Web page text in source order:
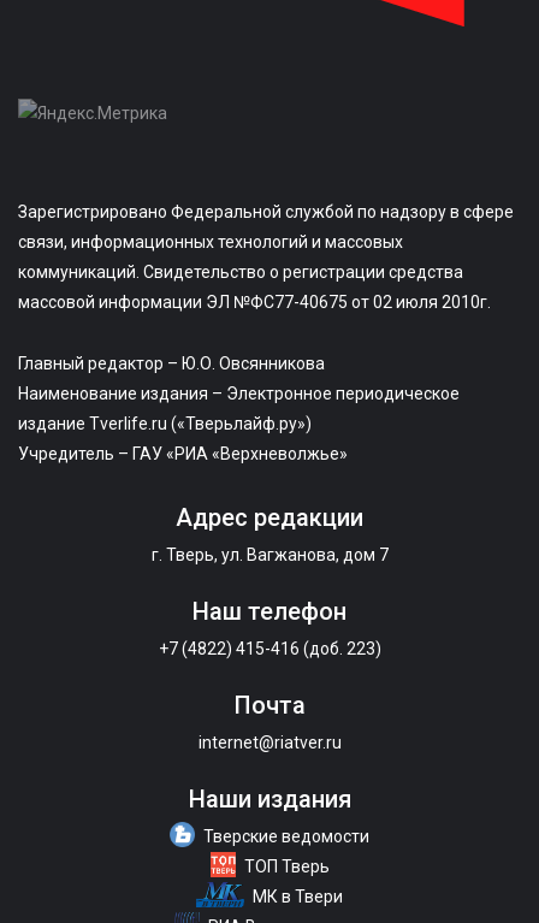
Зарегистрировано Федеральной службой по надзору в сфере
связи, информационных технологий и массовых
коммуникаций. Свидетельство о регистрации средства
массовой информации ЭЛ №ФС77-40675 от 02 июля 2010г.
Главный редактор – Ю.О. Овсянникова
Наименование издания – Электронное периодическое
издание Tverlife.ru («Тверьлайф.ру»)
Учредитель – ГАУ «РИА «Верхневолжье»
Адрес редакции
г. Тверь, ул. Вагжанова, дом 7
Наш телефон
+7 (4822) 415-416 (доб. 223)
Почта
internet@riatver.ru
Наши издания
Тверские ведомости
ТОП Тверь
МК в Твери